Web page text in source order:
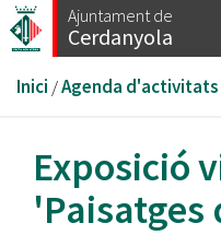
Vés
al
Ajuntament de
Cerdanyola
Esteu
aquí
Inici /Agenda d'activitats
Exposició
'Paisatges